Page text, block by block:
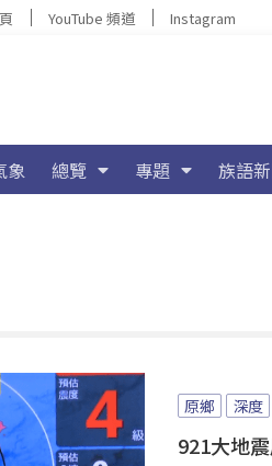
YouTube 頻道 Instagram
象 總覽 專題 族語
原鄉 深度
921大地